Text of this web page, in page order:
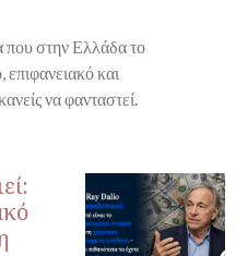
που στην Ελλάδα το
και
να φανταστεί.